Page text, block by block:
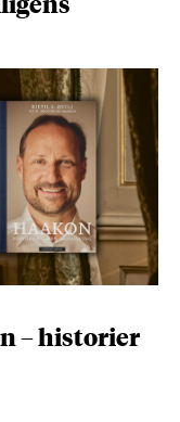
– historier